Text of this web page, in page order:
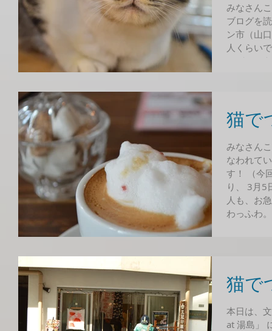
みなさん
ブログを
ン市（山
人くらい
んがしゅ
猫で
みなさん
なわれて
す！ （今
り、 3月5
人も、お
わっふわ
猫で
本日は、
at 湯島」